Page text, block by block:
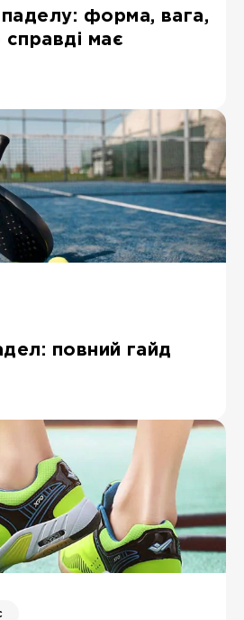
форма, вага,
має
повний гайд